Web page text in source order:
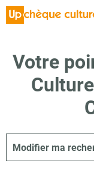
Votre
Modifier ma